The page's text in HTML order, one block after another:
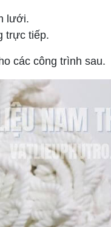
lưới.
trực tiếp.
các công trình sau.